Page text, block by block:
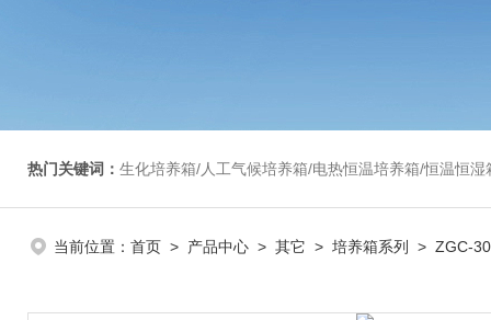
热门关键词： 生化培养箱/人工气候培养箱/电热恒温培养箱/恒温恒湿箱/光照培养箱/二氧化碳培养箱
当前位置： 首页 > 产品中心 > 其它 > 培养箱系列 > ZGC-